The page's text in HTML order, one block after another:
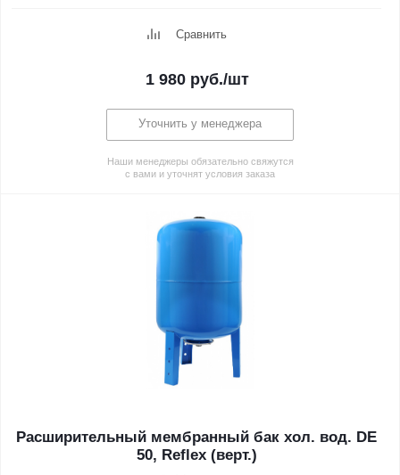
Сравнить
1 980руб./шт
Уточнить у менеджера
Наши менеджеры обязательно свяжутся
с вами и уточнят условия заказа
Расширительный мембранный бак хол. вод. DE
50, Reflex (верт.)